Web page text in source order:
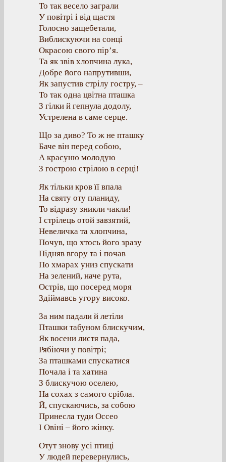
То так весело заграли
У повітрі і від щастя
Голосно защебетали,
Виблискуючи на сонці
Окрасою свого пір’я.
Та як звів хлопчина лука,
Добре його напрутивши,
Як запустив стрілу гостру, –
То так одна цвітна пташка
З гілки й гепнула додолу,
Устрелена в саме серце.
Що за диво? То ж не пташку
Баче він перед собою,
А красуню молодую
З гострою стрілою в серці!
Як тільки кров її впала
На святу оту планиду,
То відразу зникли чакли!
І стрілець отой завзятий,
Невеличка та хлопчина,
Почув, що хтось його зразу
Підняв вгору та і почав
По хмарах униз спускати
На зелений, наче рута,
Острів, що посеред моря
Здіймавсь угору високо.
За ним падали й летіли
Пташки табуном блискучим,
Як восени листя пада,
Рябіючи у повітрі;
За пташками спускатися
Почала і та хатина
З блискучою оселею,
На сохах з самого срібла.
Й, спускаючись, за собою
Принесла туди Оссео
І Овіні – його жінку.
Отут знову усі птиці
У людей перевернулись,